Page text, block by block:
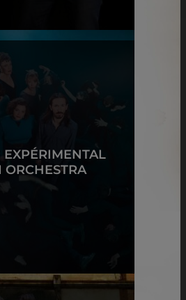
EXPÉRIMENTAL
ORCHESTRA